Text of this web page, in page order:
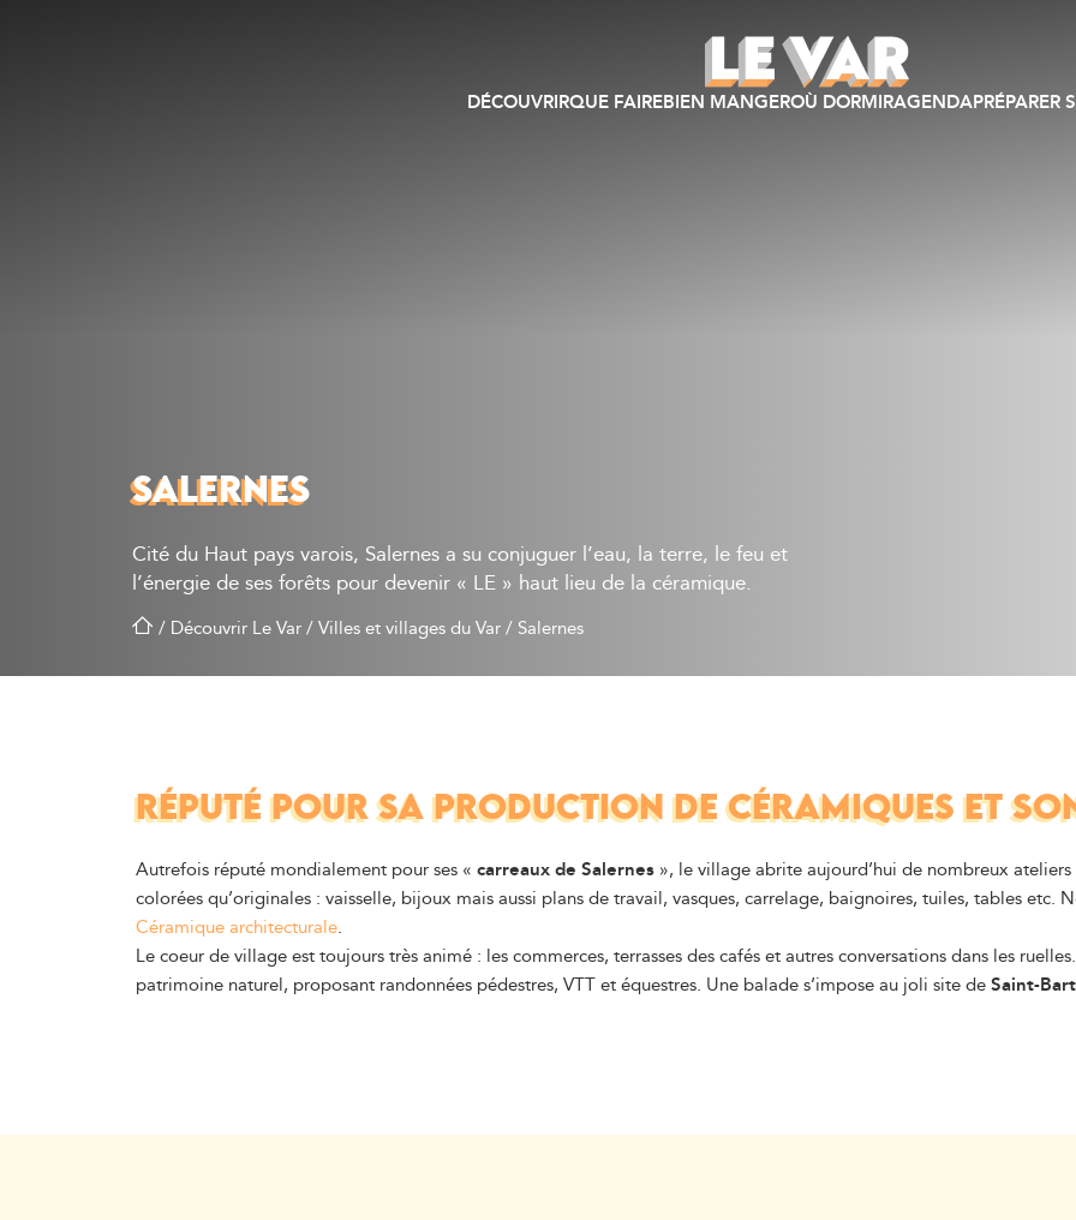
DÉCOUVRIRQUE FAIREBIEN MANGEROÙ DORMIRAGENDAPRÉPARER
SALERNES
Cité du Haut pays varois, Salernes a su conjuguer l’eau, la terre, le feu et
l’énergie de ses forêts pour devenir « LE » haut lieu de la céramique.
/ Découvrir Le Var/Villes et villages du Var/ Salernes
RÉPUTÉ POUR SA PRODUCTION DE CÉRAMIQUES ET
Autrefois réputé mondialement pour ses « carreaux de Salernes», le village abrite aujourd’hui de nombreux ateliers
colorées qu’originales : vaisselle, bijoux mais aussi plans de travail, vasques, carrelage, baignoires, tuiles, tables etc.
Céramique architecturale.
Le coeur de village est toujours très animé : les commerces, terrasses des cafés et autres conversations dans les
patrimoine naturel, proposant randonnées pédestres, VTT et équestres. Une balade s’impose au joli site deSaint-